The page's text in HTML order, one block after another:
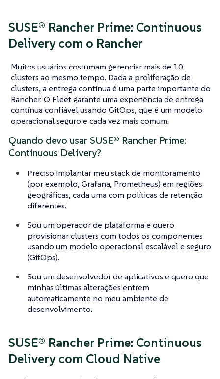
SUSE® Rancher Prime: Continuous
Delivery com o Rancher
Muitos usuários costumam gerenciar mais de 10
clusters ao mesmo tempo. Dada a proliferação de
clusters, a entrega contínua é uma parte importante do
Rancher. O Fleet garante uma experiência de entrega
contínua confiável usando GitOps, que é um modelo
operacional seguro e cada vez mais comum.
Quando devo usar SUSE® Rancher Prime:
Continuous Delivery?
Preciso implantar meu stack de monitoramento
(por exemplo, Grafana, Prometheus) em regiões
geográficas, cada uma com políticas de retenção
diferentes.
Sou um operador de plataforma e quero
provisionar clusters com todos os componentes
usando um modelo operacional escalável e seguro
(GitOps).
Sou um desenvolvedor de aplicativos e quero que
minhas últimas alterações entrem
automaticamente no meu ambiente de
desenvolvimento.
SUSE® Rancher Prime: Continuous
Delivery com Cloud Native